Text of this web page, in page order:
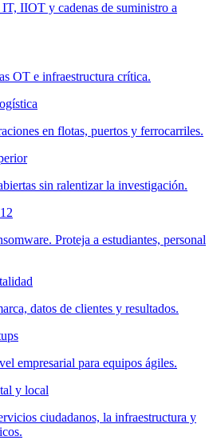
IIOT y cadenas de suministro a
OT e infraestructura crítica.
en flotas, puertos y ferrocarriles.
sin ralentizar la investigación.
Proteja a estudiantes, personal
datos de clientes y resultados.
empresarial para equipos ágiles.
y local
ciudadanos, la infraestructura y